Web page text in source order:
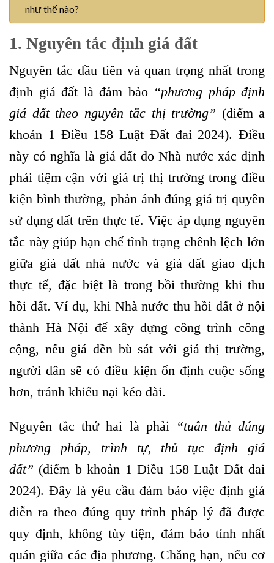
như thế nào?
1. Nguyên tắc định giá đất
Nguyên tắc đầu tiên và quan trọng nhất trong
định giá đất là đảm bảo “phương pháp định
giá đất theo nguyên tắc thị trường” (điểm a
khoản 1 Điều 158 Luật Đất đai 2024). Điều
này có nghĩa là giá đất do Nhà nước xác định
phải tiệm cận với giá trị thị trường trong điều
kiện bình thường, phản ánh đúng giá trị quyền
sử dụng đất trên thực tế. Việc áp dụng nguyên
tắc này giúp hạn chế tình trạng chênh lệch lớn
giữa giá đất nhà nước và giá đất giao dịch
thực tế, đặc biệt là trong bồi thường khi thu
hồi đất. Ví dụ, khi Nhà nước thu hồi đất ở nội
thành Hà Nội để xây dựng công trình công
cộng, nếu giá đền bù sát với giá thị trường,
người dân sẽ có điều kiện ổn định cuộc sống
hơn, tránh khiếu nại kéo dài.
Nguyên tắc thứ hai là phải “tuân thủ đúng
phương pháp, trình tự, thủ tục định giá
đất” (điểm b khoản 1 Điều 158 Luật Đất đai
2024). Đây là yêu cầu đảm bảo việc định giá
diễn ra theo đúng quy trình pháp lý đã được
quy định, không tùy tiện, đảm bảo tính nhất
quán giữa các địa phương. Chẳng hạn, nếu cơ